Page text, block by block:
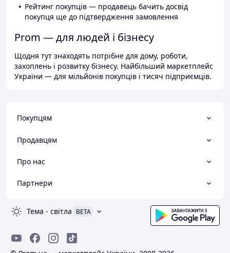
Рейтинг покупців — продавець бачить досвід
покупця ще до підтвердження замовлення
Prom — для людей і бізнесу
Щодня тут знаходять потрібне для дому, роботи,
захоплень і розвитку бізнесу. Найбільший маркетплейс
України — для мільйонів покупців і тисяч підприємців.
Покупцям
Продавцям
Про нас
Партнери
Тема - світла BETA